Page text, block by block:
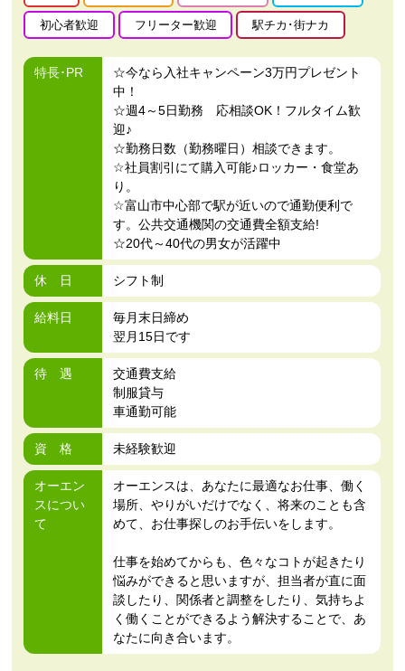
初心者歓迎 フリーター歓迎 駅チカ･街ナカ
特長･PR
☆今なら入社キャンペーン3万円プレゼント
中！
☆週4～5日勤務 応相談OK！フルタイム歓
迎♪
☆勤務日数（勤務曜日）相談できます。
☆社員割引にて購入可能♪ロッカー・食堂あ
り。
☆富山市中心部で駅が近いので通勤便利で
す。公共交通機関の交通費全額支給!
☆20代～40代の男女が活躍中
休 日 シフト制
給料日
毎月末日締め
翌月15日です
待 遇
交通費支給
制服貸与
車通勤可能
資 格 未経験歓迎
オーエン
スについ
て
オーエンスは、あなたに最適なお仕事、働く
場所、やりがいだけでなく、将来のことも含
めて、お仕事探しのお手伝いをします。
仕事を始めてからも、色々なコトが起きたり
悩みができると思いますが、担当者が直に面
談したり、関係者と調整をしたり、気持ちよ
く働くことができるよう解決することで、あ
なたに向き合います。